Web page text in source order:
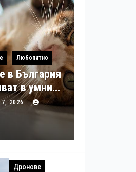
Любопитно
в България
в умни
2026
Дронове